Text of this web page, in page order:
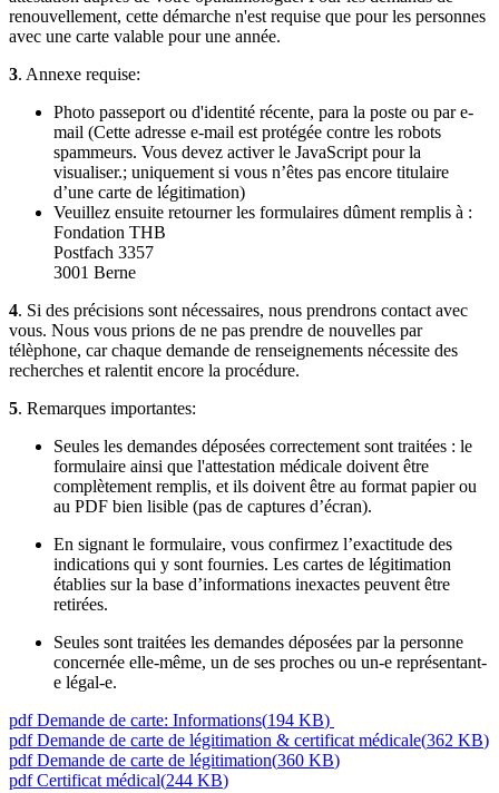
renouvellement, cette démarche n'est requise que pour les personnes
avec une carte valable pour une année.
3. Annexe requise:
Photo passeport ou d'identité récente, para la poste ou par e-
mail (Cette adresse e-mail est protégée contre les robots
spammeurs. Vous devez activer le JavaScript pour la
visualiser.; uniquement si vous n’êtes pas encore titulaire
d’une carte de légitimation)
Veuillez ensuite retourner les formulaires dûment remplis à :
Fondation THB
Postfach 3357
3001 Berne
4. Si des précisions sont nécessaires, nous prendrons contact avec
vous. Nous vous prions de ne pas prendre de nouvelles par
télèphone, car chaque demande de renseignements nécessite des
recherches et ralentit encore la procédure.
5. Remarques importantes:
Seules les demandes déposées correctement sont traitées : le
formulaire ainsi que l'attestation médicale doivent être
complètement remplis, et ils doivent être au format papier ou
au PDF bien lisible (pas de captures d’écran).
En signant le formulaire, vous confirmez l’exactitude des
indications qui y sont fournies. Les cartes de légitimation
établies sur la base d’informations inexactes peuvent être
retirées.
Seules sont traitées les demandes déposées par la personne
concernée elle-même, un de ses proches ou un-e représentant-
e légal-e.
pdfDemande de carte: Informations(194 KB)
pdfDemande de carte de légitimation & certificat médicale(362 KB)
pdfDemande de carte de légitimation(360 KB)
pdfCertificat médical(244 KB)